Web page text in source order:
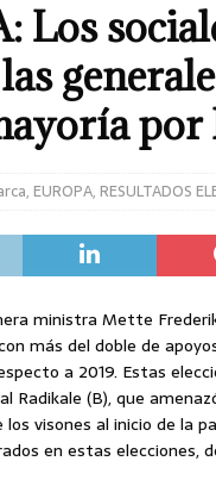
Los
, EUROPA, RESULTADOS
ministra Mette
más del doble de
a 2019. Estas
(B), que
visones al inicio de la
en estas elecciones,